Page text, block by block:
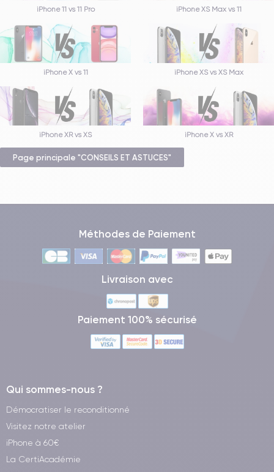
iPhone 11 vs 11 Pro iPhone XS Max vs 11
iPhone X vs 11 iPhone XS vs XS Max
iPhone XR vs XS iPhone X vs XR
Page principale "CONSEILS ET ASTUCES"
Méthodes de Paiement
Livraison avec
Paiement 100% sécurisé
Qui sommes-nous ?
Démocratiser le reconditionné
Visitez notre atelier
iPhone à 60€
La CertiAcadémie